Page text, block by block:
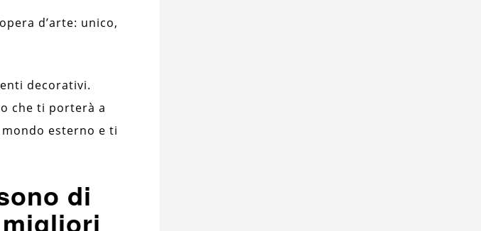
d’arte: unico,
decorativi.
che ti porterà a
esterno e ti
di